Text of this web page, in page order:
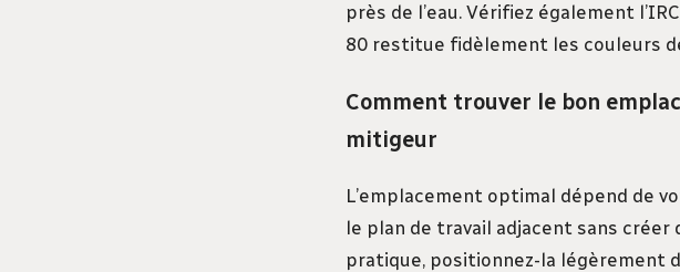
près de l’eau. Vérifiez également
80 restitue fidèlement les couleurs
Comment trouver le bon
mitigeur
L’emplacement optimal dépend de
le plan de travail adjacent sans
pratique, positionnez-la légèrement